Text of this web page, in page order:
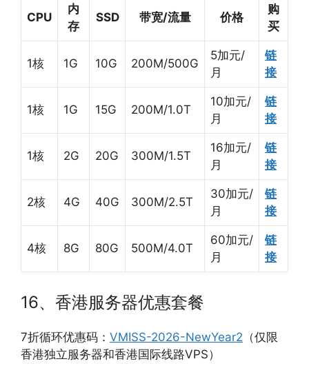
CPU
内
存
SSD 带宽/流量 价格
购
买
1核 1G 10G 200M/500G
5加元/
月
链
接
1核 1G 15G 200M/1.0T
10加元/
月
链
接
1核 2G 20G 300M/1.5T
16加元/
月
链
接
2核 4G 40G 300M/2.5T
30加元/
月
链
接
4核 8G 80G 500M/4.0T
60加元/
月
链
接
16、香港服务器优惠套餐
7折循环优惠码： VMISS-2026-NewYear2 （仅限
香港独立服务器和香港国际线路VPS）